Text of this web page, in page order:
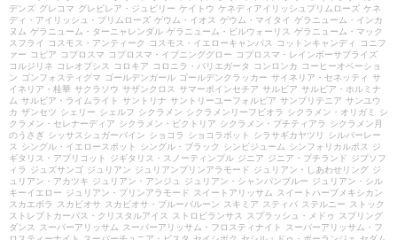
デンズ グレコマ グレビレア・ジュビリー ケイトウ ケネディアイリッシュプリムローズ ケネ
ディ・アイリッシュ・プリムローズ ゲウム・イオス ゲウム・マイタイ ゲラニューム・インカ
ヌム ゲラニューム・ターニャレンダル ゲラニューム・ビルウォーリス ゲラニューム・マック
スフライ
コスモス・アンティーク コスモス・イエローキャンパス コットンキャンディ
コニフ
ァー
コピア コプロスマ コプロスマ・イブニンググロー
コプロスマ・レインボーサプライズ
コルジリネ
コレオプシス コロキア コロニラ・バリエガータ コンロンカ
コーヒーオベーショ
ン ゴンフォスティグマ ゴールデンガール ゴールデンクラッカー サイネリア・セネッティ サ
イネリア・桂華 サクラソウ サザンクロス サマーポインセチア サルビア サルビア・ホルミナ
ム サルビア・ライムライト サントリナ サントリーユーフォルビア サンブリテニア サンユウ
カ ザンセツ シェリー シェルフ シクラメン シクラメンリーフビオラ シクラメン・オリガミ
シ
クラメン・セレナーディア シクラメン・ビクトリア シクラメン・プチティアラ
シクラメン月
のうさぎ シッサスシュガーバイン ショコラ ショコラポット シラサギカヤツリ
シルバーレー
ス
シングル・イエロースポット シングル・ブラック シンビジューム シンフォリカルポス
ジ
ギタリス・アプリコット
ジギタリス・スノーティンプル ジニア ジニア・プチランド ジプソフ
ィラ
ジュズサンゴ ジュリアン ジュリアンプリンアラモード ジュリアン・しあわせリング ジ
ュリアン・アカツキ ジュリアン・アンジュ ジュリアン・シャンパンブルー ジュリアン・シル
キーイエロー ジュリアン・プリンアラモード スイートアリッサム
スイートハーブメキシカン
スカエボラ
スカビオサ スカビオサ・ブルーバルーン スキミア スティパ ステルニー
ストック
ストレプトカーパス・クリスタルアイス
ストロビランサス スプラッシュ・メドゥ
スプリング
ダンス
スーパーアリッサム スーパーアリッサム・フロスティナイト
スーパーアリッサム・フ